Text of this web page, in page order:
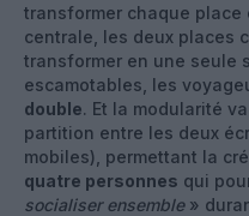
transformer chaque place
centrale, les deux places
transformer en une seule
escamotables, les
double. Et la modularité
partition entre les deux
mobiles), permettant la
quatre personnes qui
socialiser ensemble»